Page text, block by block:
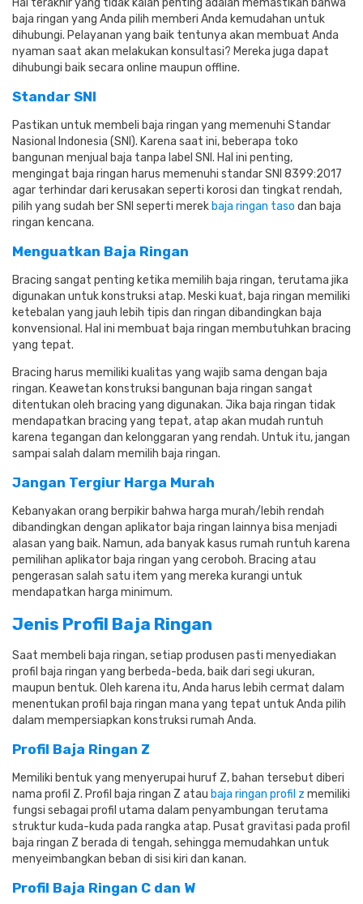
Hal terakhir yang tidak kalah penting adalah memastikan bahwa
baja ringan yang Anda pilih memberi Anda kemudahan untuk
dihubungi. Pelayanan yang baik tentunya akan membuat Anda
nyaman saat akan melakukan konsultasi? Mereka juga dapat
dihubungi baik secara online maupun offline.
Standar SNI
Pastikan untuk membeli baja ringan yang memenuhi Standar
Nasional Indonesia (SNI). Karena saat ini, beberapa toko
bangunan menjual baja tanpa label SNI. Hal ini penting,
mengingat baja ringan harus memenuhi standar SNI 8399:2017
agar terhindar dari kerusakan seperti korosi dan tingkat rendah,
pilih yang sudah ber SNI seperti merek baja ringan taso dan baja
ringan kencana.
Menguatkan Baja Ringan
Bracing sangat penting ketika memilih baja ringan, terutama jika
digunakan untuk konstruksi atap. Meski kuat, baja ringan memiliki
ketebalan yang jauh lebih tipis dan ringan dibandingkan baja
konvensional. Hal ini membuat baja ringan membutuhkan bracing
yang tepat.
Bracing harus memiliki kualitas yang wajib sama dengan baja
ringan. Keawetan konstruksi bangunan baja ringan sangat
ditentukan oleh bracing yang digunakan. Jika baja ringan tidak
mendapatkan bracing yang tepat, atap akan mudah runtuh
karena tegangan dan kelonggaran yang rendah. Untuk itu, jangan
sampai salah dalam memilih baja ringan.
Jangan Tergiur Harga Murah
Kebanyakan orang berpikir bahwa harga murah/lebih rendah
dibandingkan dengan aplikator baja ringan lainnya bisa menjadi
alasan yang baik. Namun, ada banyak kasus rumah runtuh karena
pemilihan aplikator baja ringan yang ceroboh. Bracing atau
pengerasan salah satu item yang mereka kurangi untuk
mendapatkan harga minimum.
Jenis Profil Baja Ringan
Saat membeli baja ringan, setiap produsen pasti menyediakan
profil baja ringan yang berbeda-beda, baik dari segi ukuran,
maupun bentuk. Oleh karena itu, Anda harus lebih cermat dalam
menentukan profil baja ringan mana yang tepat untuk Anda pilih
dalam mempersiapkan konstruksi rumah Anda.
Profil Baja Ringan Z
Memiliki bentuk yang menyerupai huruf Z, bahan tersebut diberi
nama profil Z. Profil baja ringan Z atau baja ringan profil z memiliki
fungsi sebagai profil utama dalam penyambungan terutama
struktur kuda-kuda pada rangka atap. Pusat gravitasi pada profil
baja ringan Z berada di tengah, sehingga memudahkan untuk
menyeimbangkan beban di sisi kiri dan kanan.
Profil Baja Ringan C dan W